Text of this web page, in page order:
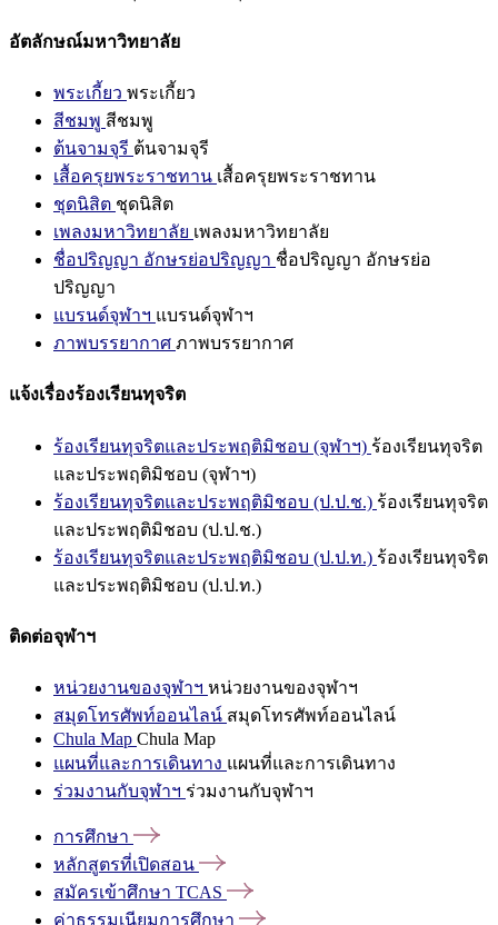
อัตลักษณ์มหาวิทยาลัย
พระเกี้ยว พระเกี้ยว
สีชมพู สีชมพู
ต้นจามจุรี ต้นจามจุรี
เสื้อครุยพระราชทาน เสื้อครุยพระราชทาน
ชุดนิสิต ชุดนิสิต
เพลงมหาวิทยาลัย เพลงมหาวิทยาลัย
ชื่อปริญญา อักษรย่อปริญญา ชื่อปริญญา อักษรย่อ
ปริญญา
แบรนด์จุฬาฯ แบรนด์จุฬาฯ
ภาพบรรยากาศ ภาพบรรยากาศ
แจ้งเรื่องร้องเรียนทุจริต
ร้องเรียนทุจริตและประพฤติมิชอบ (จุฬาฯ) ร้องเรียนทุจริต
และประพฤติมิชอบ (จุฬาฯ)
ร้องเรียนทุจริตและประพฤติมิชอบ (ป.ป.ช.) ร้องเรียนทุจริต
และประพฤติมิชอบ (ป.ป.ช.)
ร้องเรียนทุจริตและประพฤติมิชอบ (ป.ป.ท.) ร้องเรียนทุจริต
และประพฤติมิชอบ (ป.ป.ท.)
ติดต่อจุฬาฯ
หน่วยงานของจุฬาฯ หน่วยงานของจุฬาฯ
สมุดโทรศัพท์ออนไลน์ สมุดโทรศัพท์ออนไลน์
Chula Map Chula Map
แผนที่และการเดินทาง แผนที่และการเดินทาง
ร่วมงานกับจุฬาฯ ร่วมงานกับจุฬาฯ
การศึกษา
หลักสูตรที่เปิดสอน
สมัครเข้าศึกษา TCAS
ค่าธรรมเนียมการศึกษา